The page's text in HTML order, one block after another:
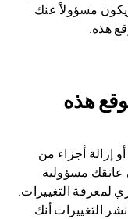
مسؤولاً عنك
هذه.
هذه
إزالة أجزاء من
مسؤولية
لمعرفة التغييرات.
التغييرات أنك